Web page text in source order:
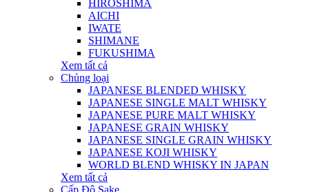
HIROSHIMA
AICHI
IWATE
SHIMANE
FUKUSHIMA
Xem tất cả
Chủng loại
JAPANESE BLENDED WHISKY
JAPANESE SINGLE MALT WHISKY
JAPANESE PURE MALT WHISKY
JAPANESE GRAIN WHISKY
JAPANESE SINGLE GRAIN WHISKY
JAPANESE KOJI WHISKY
WORLD BLEND WHISKY IN JAPAN
Xem tất cả
Cấp Độ Sake